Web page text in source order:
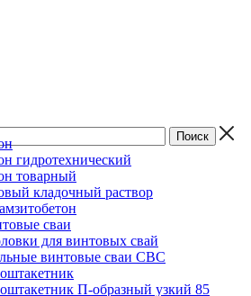
гидротехнический
товарный
кладочный раствор
сваи
для винтовых свай
винтовые сваи СВС
П-образный узкий 85